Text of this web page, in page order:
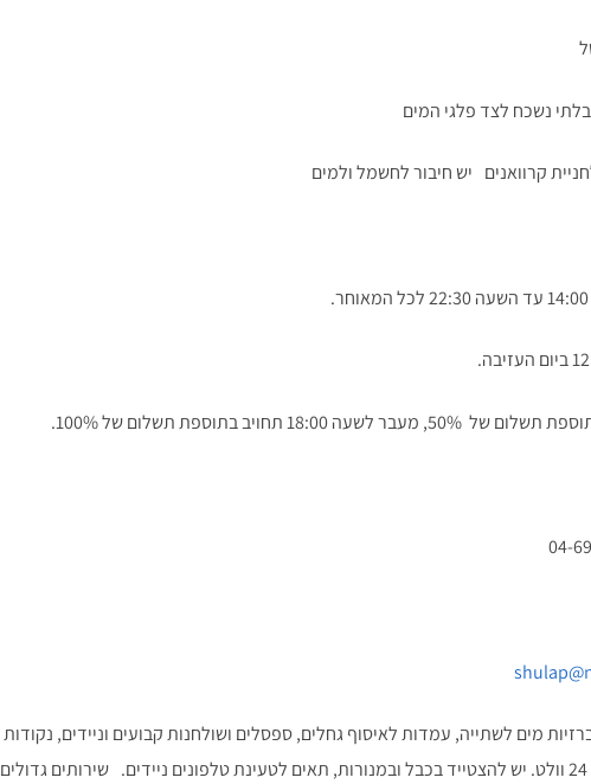
נשכח לצד פלגי המים
תחויב בתוספת תשלום של 100%.
מים לשתייה, עמדות לאיסוף גחלים, ספסלים ושולחנות קבועים וניידים, נקודות
חשמל -אפשר להתחבר לשקע 24 וולט. יש להצטייד בכבל ובמנורות, תאים לטעינת טלפונים ניידים. שירותים גדולים